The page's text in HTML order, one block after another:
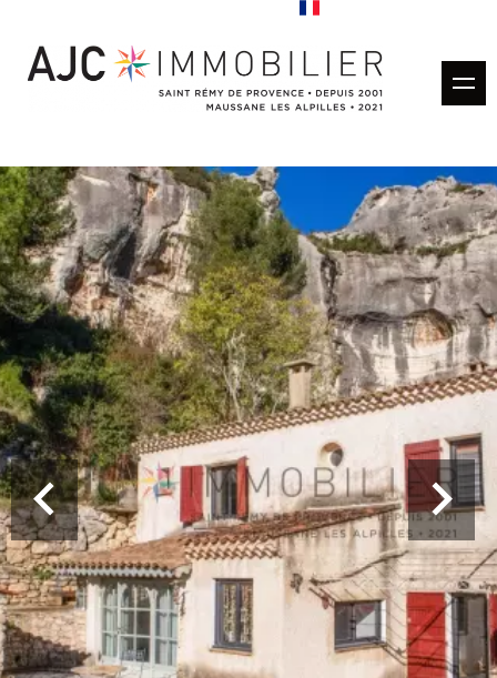
Louer
Gestion locative
Estimation
Vendus
Nos agences
L'équipe